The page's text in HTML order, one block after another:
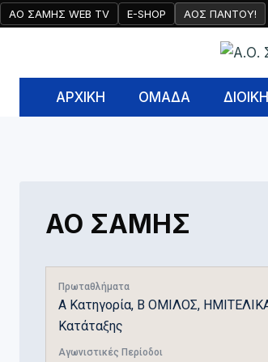
Skip
ΑΟ ΣΑΜΗΣ WEB TV E-SHOP AOΣ ΠΑΝΤΟΥ!
ΑΡΧΙΚΉ ΟΜΑΔΑ
ΑΟ ΣΑΜΗΣ
Πρωταθλήματα
Α Κατηγορία, Β ΟΜΙΛΟΣ,
Κατάταξης
Αγωνιστικές Περίοδοι